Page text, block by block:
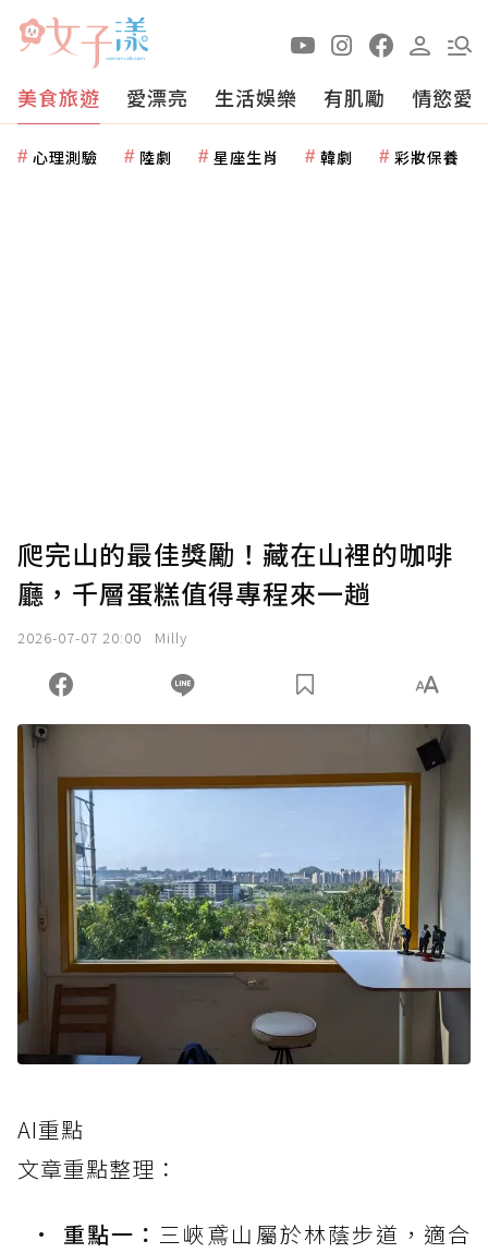
美食旅遊 愛漂亮 生活娛樂 有肌勵 情慾愛
心理測驗 陸劇 星座生肖 韓劇 彩妝保養
爬完山的最佳獎勵！藏在山裡的咖啡
廳，千層蛋糕值得專程來一趟
2026-07-07 20:00 Milly
AI重點
文章重點整理：
重點一： 三峽鳶山屬於林蔭步道，適合